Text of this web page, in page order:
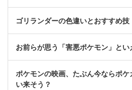
ゴリランダーの色違いとおすすめ技
お前らが思う「害悪ポケモン」とい
ポケモンの映画、たぶん今ならポ
い来そう？